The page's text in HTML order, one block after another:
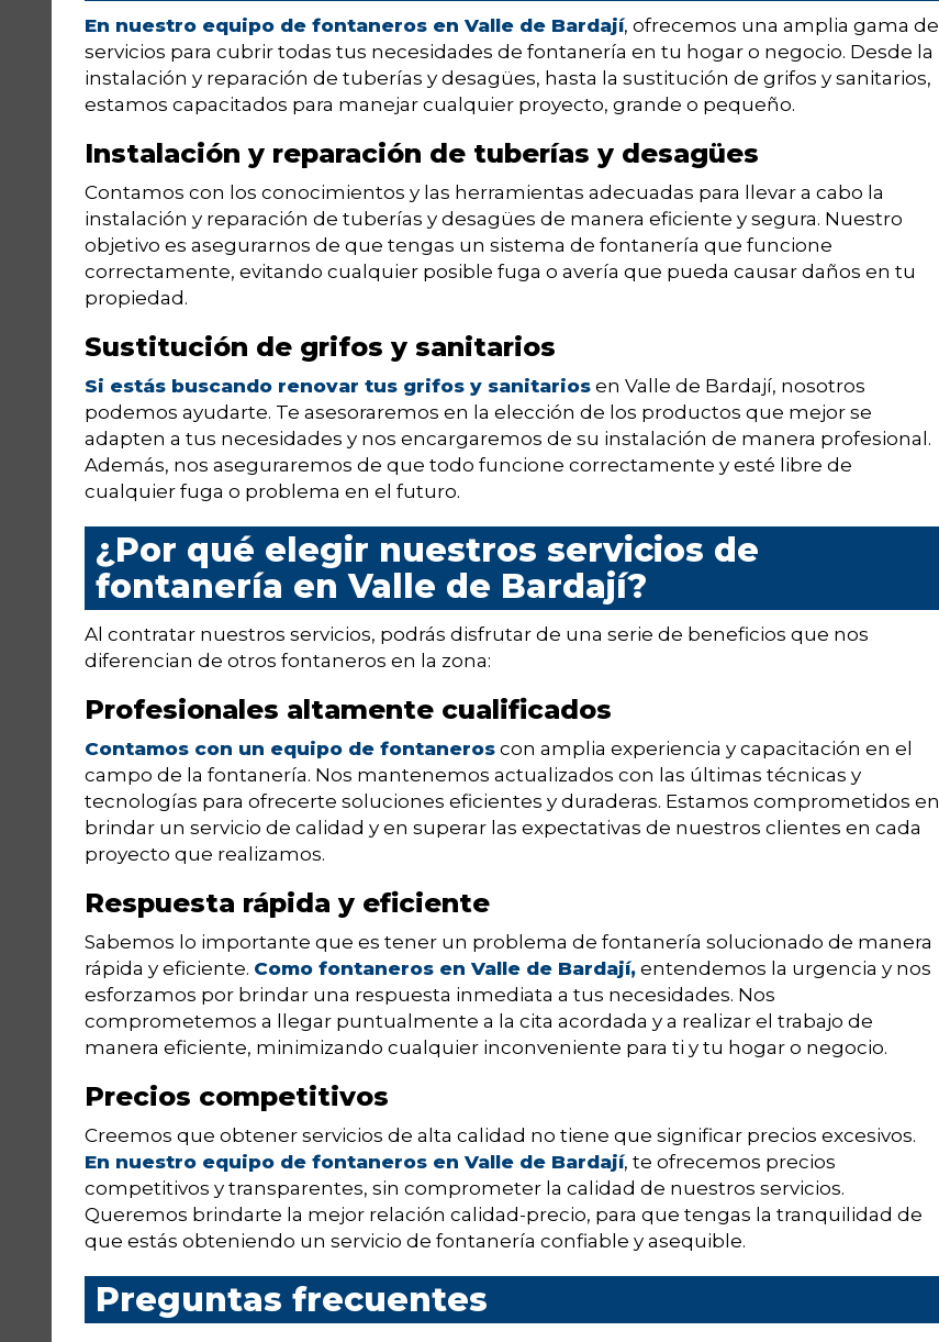
En nuestro equipo de fontaneros en Valle de Bardají, ofrecemos una amplia gama de
servicios para cubrir todas tus necesidades de fontanería en tu hogar o negocio. Desde la
instalación y reparación de tuberías y desagües, hasta la sustitución de grifos y sanitarios,
estamos capacitados para manejar cualquier proyecto, grande o pequeño.
Instalación y reparación de tuberías y desagües
Contamos con los conocimientos y las herramientas adecuadas para llevar a cabo la
instalación y reparación de tuberías y desagües de manera eficiente y segura. Nuestro
objetivo es asegurarnos de que tengas un sistema de fontanería que funcione
correctamente, evitando cualquier posible fuga o avería que pueda causar daños en tu
propiedad.
Sustitución de grifos y sanitarios
Si estás buscando renovar tus grifos y sanitarios en Valle de Bardají, nosotros
podemos ayudarte. Te asesoraremos en la elección de los productos que mejor se
adapten a tus necesidades y nos encargaremos de su instalación de manera profesional.
Además, nos aseguraremos de que todo funcione correctamente y esté libre de
cualquier fuga o problema en el futuro.
¿Por qué elegir nuestros servicios de
fontanería en Valle de Bardají?
Al contratar nuestros servicios, podrás disfrutar de una serie de beneficios que nos
diferencian de otros fontaneros en la zona:
Profesionales altamente cualificados
Contamos con un equipo de fontaneros con amplia experiencia y capacitación en el
campo de la fontanería. Nos mantenemos actualizados con las últimas técnicas y
tecnologías para ofrecerte soluciones eficientes y duraderas. Estamos comprometidos en
brindar un servicio de calidad y en superar las expectativas de nuestros clientes en cada
proyecto que realizamos.
Respuesta rápida y eficiente
Sabemos lo importante que es tener un problema de fontanería solucionado de manera
rápida y eficiente. Como fontaneros en Valle de Bardají, entendemos la urgencia y nos
esforzamos por brindar una respuesta inmediata a tus necesidades. Nos
comprometemos a llegar puntualmente a la cita acordada y a realizar el trabajo de
manera eficiente, minimizando cualquier inconveniente para ti y tu hogar o negocio.
Precios competitivos
Creemos que obtener servicios de alta calidad no tiene que significar precios excesivos.
En nuestro equipo de fontaneros en Valle de Bardají, te ofrecemos precios
competitivos y transparentes, sin comprometer la calidad de nuestros servicios.
Queremos brindarte la mejor relación calidad-precio, para que tengas la tranquilidad de
que estás obteniendo un servicio de fontanería confiable y asequible.
Preguntas frecuentes